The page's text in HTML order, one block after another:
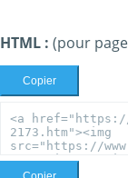
HTML : (pour
Copier